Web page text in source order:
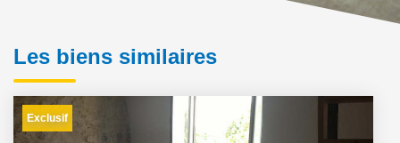
Les biens similaires
Exclusif